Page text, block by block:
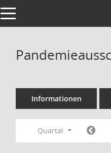
Toggle navigation
Informationen
Quartal